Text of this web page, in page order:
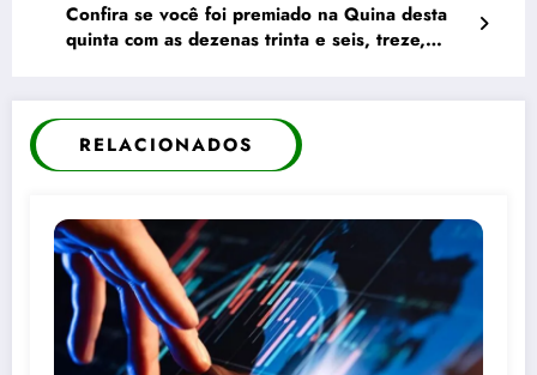
Confira se você foi premiado na Quina desta
quinta com as dezenas trinta e seis, treze,
RELACIONADOS